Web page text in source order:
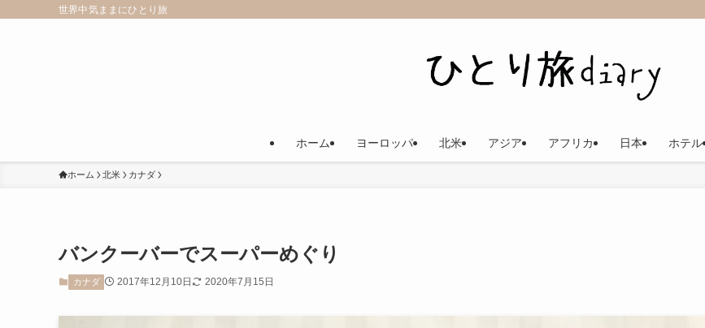
世界中気ままにひとり旅
ホーム ヨーロッパ 北米 アジア アフリカ 日本 ホテル
ホーム 北米 カナダ
バンクーバーでスーパーめぐり
カナダ 2017年12月10日 2020年7月15日